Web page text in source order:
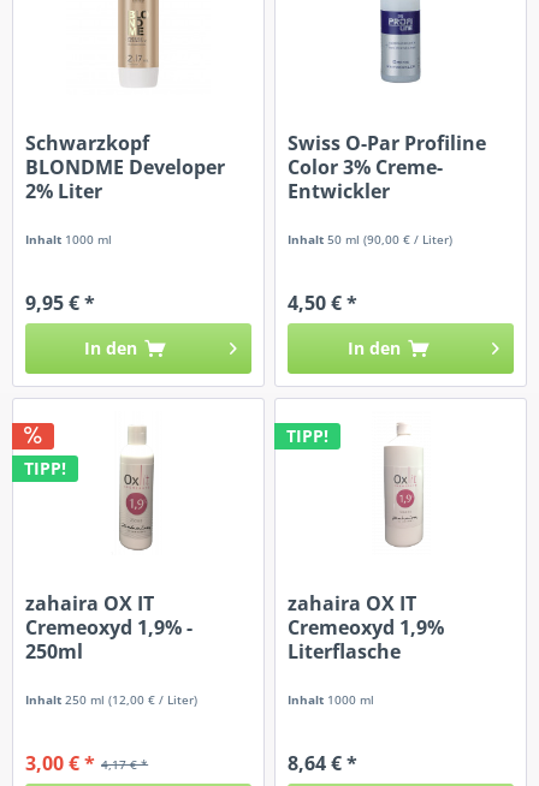
Schwarzkopf
BLONDME Developer
2% Liter
Inhalt 1000 ml
9,95 € *
In den
Swiss O-Par Profiline
Color 3% Creme-
Entwickler
Inhalt50 ml(90,00 € / Liter)
4,50 € *
In den
TIPP!
zahaira OX IT
Cremeoxyd 1,9% -
250ml
Inhalt 250 ml(12,00 € / Liter)
4,17 € *
3,00 € *
TIPP!
zahaira OX IT
Cremeoxyd 1,9%
Literflasche
Inhalt 1000 ml
8,64 € *